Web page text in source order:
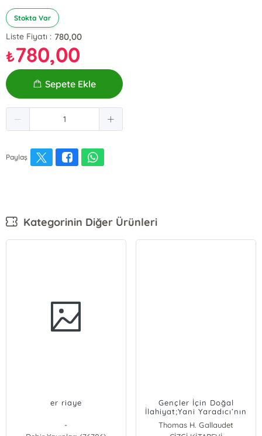
Stokta Var
Liste Fiyatı : 780,00
₺780,00
Sepete Ekle
Paylaş
Kategorinin Diğer Ürünleri
er riaye
-
Gençler İçin Doğal
İlahiyat;Yani Yaradıcı’nın
Varlığına Mahlukattan
İspatlar
Thomas H. Gallaudet